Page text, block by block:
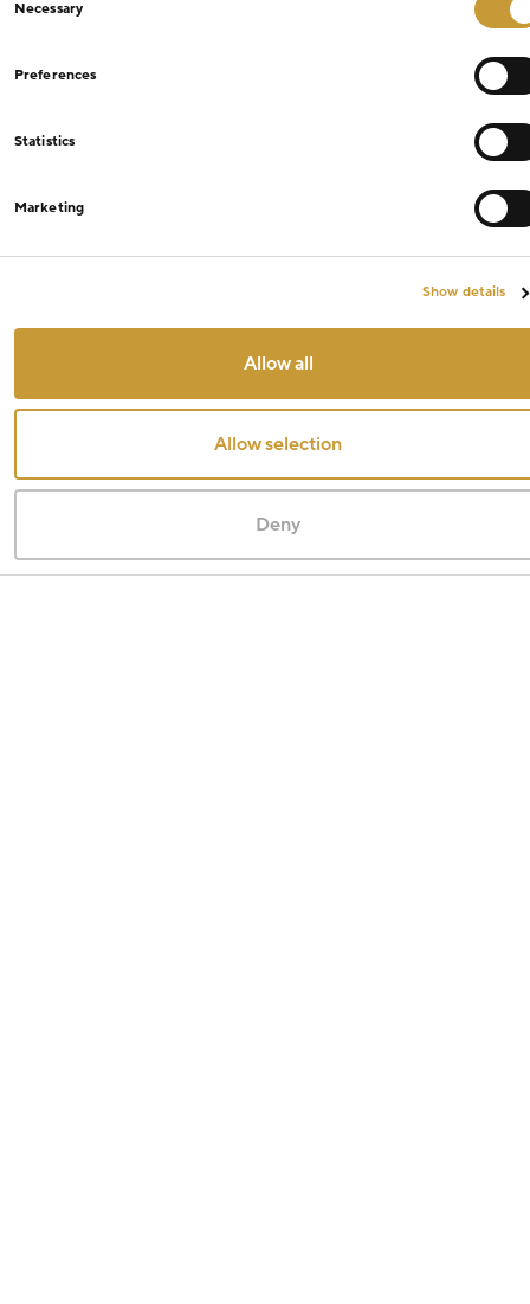
Selection
Necessary
Preferences
Statistics
Marketing
Show details
Allow all
Allow selection
Deny